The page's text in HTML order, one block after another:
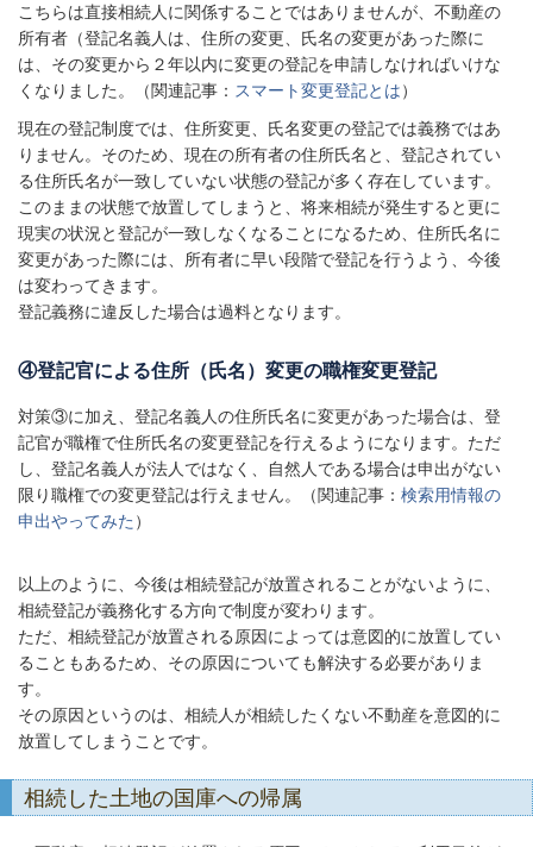
こちらは直接相続人に関係することではありませんが、不動産の
所有者（登記名義人は、住所の変更、氏名の変更があった際に
は、その変更から２年以内に変更の登記を申請しなければいけな
くなりました。（関連記事： スマート変更登記とは）
現在の登記制度では、住所変更、氏名変更の登記では義務ではあ
りません。そのため、現在の所有者の住所氏名と、登記されてい
る住所氏名が一致していない状態の登記が多く存在しています。
このままの状態で放置してしまうと、将来相続が発生すると更に
現実の状況と登記が一致しなくなることになるため、住所氏名に
変更があった際には、所有者に早い段階で登記を行うよう、今後
は変わってきます。
登記義務に違反した場合は過料となります。
④登記官による住所（氏名）変更の職権変更登記
対策③に加え、登記名義人の住所氏名に変更があった場合は、登
記官が職権で住所氏名の変更登記を行えるようになります。ただ
し、登記名義人が法人ではなく、自然人である場合は申出がない
限り職権での変更登記は行えません。（関連記事： 検索用情報の
申出やってみた ）
以上のように、今後は相続登記が放置されることがないように、
相続登記が義務化する方向で制度が変わります。
ただ、相続登記が放置される原因によっては意図的に放置してい
ることもあるため、その原因についても解決する必要がありま
す。
その原因というのは、相続人が相続したくない不動産を意図的に
放置してしまうことです。
相続した土地の国庫への帰属